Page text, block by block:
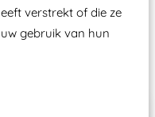
verstrekt of die ze
gebruik van hun